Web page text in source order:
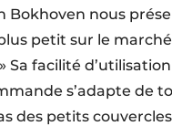
Bokhoven nous
petit sur le
Sa facilité
s’adapte de
des petits